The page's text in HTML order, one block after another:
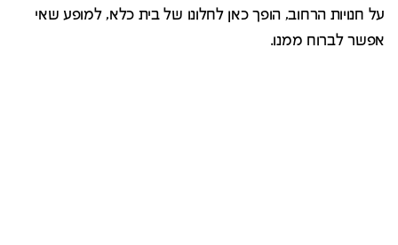
על חנויות הרחוב, הופך כאן לחלונו של בית כלא, למופע שאי
אפשר לברוח ממנו.